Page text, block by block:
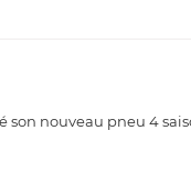
son nouveau pneu 4